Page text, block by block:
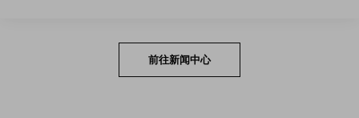
前往新闻中心